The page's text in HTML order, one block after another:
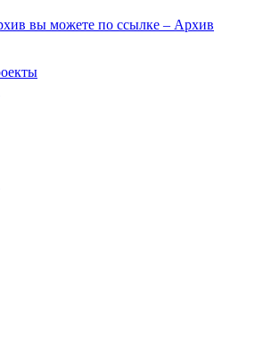
вы можете по ссылке – Архив